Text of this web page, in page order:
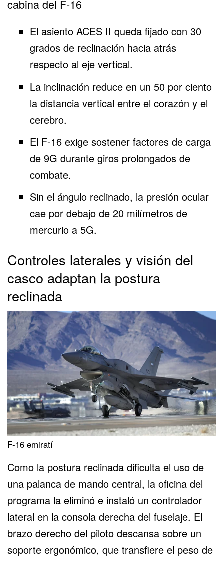
cabina del F-16
El asiento ACES II queda fijado con 30
grados de reclinación hacia atrás
respecto al eje vertical.
La inclinación reduce en un 50 por ciento
la distancia vertical entre el corazón y el
cerebro.
El F-16 exige sostener factores de carga
de 9G durante giros prolongados de
combate.
Sin el ángulo reclinado, la presión ocular
cae por debajo de 20 milímetros de
mercurio a 5G.
Controles laterales y visión del
casco adaptan la postura
reclinada
F-16 emiratí
Como la postura reclinada dificulta el uso de
una palanca de mando central, la oficina del
programa la eliminó e instaló un controlador
lateral en la consola derecha del fuselaje. El
brazo derecho del piloto descansa sobre un
soporte ergonómico, que transfiere el peso de